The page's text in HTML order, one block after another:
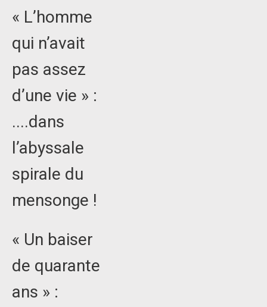
« L’homme
qui n’avait
pas assez
d’une vie » :
....dans
l’abyssale
spirale du
mensonge !
« Un baiser
de quarante
ans » :